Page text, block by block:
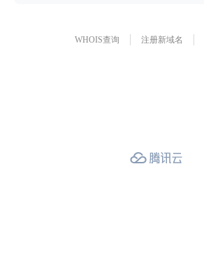
WHOIS查询 注册新域名